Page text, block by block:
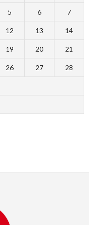
5 6 7
12 13 14
19 20 21
26 27 28